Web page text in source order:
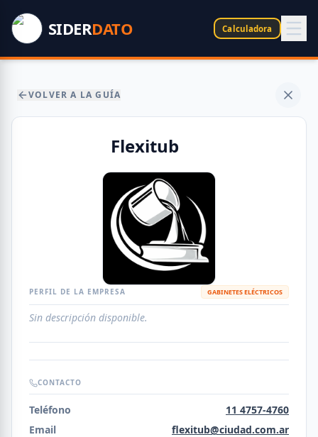
SIDERDATO Calculadora
VOLVER A LA GUÍA
Flexitub
PERFIL DE LA EMPRESA GABINETES ELÉCTRICOS
Sin descripción disponible.
CONTACTO
Teléfono
11 4757-4760
Email
flexitub@ciudad.com.ar